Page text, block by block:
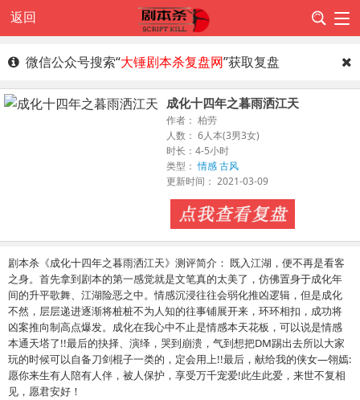
返回
微信公众号搜索“大锤剧本杀复盘网”获取复盘
成化十四年之暮雨洒江天
作者： 柏劳
人数： 6人本(3男3女)
时长：4-5小时
类型：情感古风
更新时间： 2021-03-09
剧本杀《成化十四年之暮雨洒江天》测评简介： 既入江湖，便不再是看客
之身。首先拿到剧本的第一感觉就是文笔真的太美了，仿佛置身于成化年
间的升平歌舞、江湖险恶之中。情感沉浸往往会弱化推凶逻辑，但是成化
不然，层层递进逐渐将桩桩不为人知的往事铺展开来，环环相扣，成功将
凶案推向制高点爆发。成化在我心中不止是情感本天花板，可以说是情感
本通天塔了!!最后的抉择、演绎，哭到崩溃，气到想把DM踢出去所以大家
玩的时候可以自备刀剑棍子一类的，定会用上!!最后，献给我的侠女—翎嫣:
愿你来生有人陪有人伴，被人保护，享受万千宠爱!此生此爱，来世不复相
见，愿君安好！